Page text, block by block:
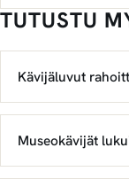
TUTUSTU
Kävijäluvut
Museokävijät